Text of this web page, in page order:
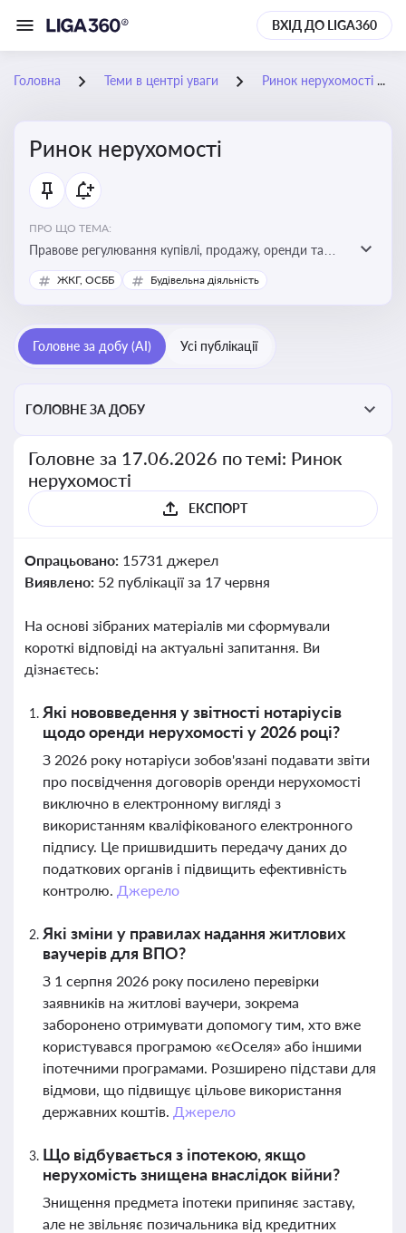
ВХІД ДО LIGA360
Головна Теми в центрі уваги Ринок нерухомості
Ринок нерухомості
ПРО ЩО ТЕМА:
Правове регулювання купівлі, продажу, оренди та
управління нерухомістю, що є ключовим для бізнесу,
інвесторів, забудовників і власників об’єктів майна
ЖКГ, ОСББ Будівельна діяльність
Головне за добу (AI) Усі публікації
ГОЛОВНЕ ЗА ДОБУ
Головне за 17.06.2026 по темі: Ринок
нерухомості
ЕКСПОРТ
Опрацьовано: 15731 джерел
Виявлено: 52 публікації за 17 червня
На основі зібраних матеріалів ми сформували
короткі відповіді на актуальні запитання. Ви
дізнаєтесь:
Які нововведення у звітності нотаріусів
щодо оренди нерухомості у 2026 році?
З 2026 року нотаріуси зобов'язані подавати звіти
про посвідчення договорів оренди нерухомості
виключно в електронному вигляді з
використанням кваліфікованого електронного
підпису. Це пришвидшить передачу даних до
податкових органів і підвищить ефективність
контролю. Джерело
Які зміни у правилах надання житлових
ваучерів для ВПО?
З 1 серпня 2026 року посилено перевірки
заявників на житлові ваучери, зокрема
заборонено отримувати допомогу тим, хто вже
користувався програмою «єОселя» або іншими
іпотечними програмами. Розширено підстави для
відмови, що підвищує цільове використання
державних коштів. Джерело
Що відбувається з іпотекою, якщо
нерухомість знищена внаслідок війни?
Знищення предмета іпотеки припиняє заставу,
але не звільняє позичальника від кредитних